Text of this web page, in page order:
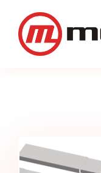
content
Solutions